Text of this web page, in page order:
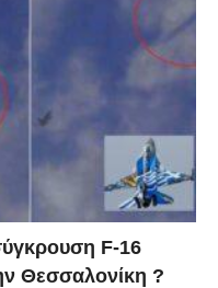
F-16
Θεσσαλονίκη ?